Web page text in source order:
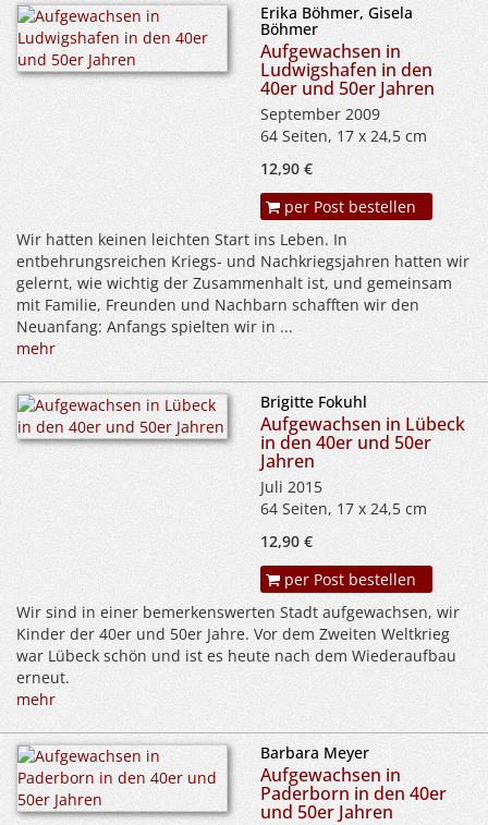
Erika Böhmer, Gisela
Böhmer
Aufgewachsen in
Ludwigshafen in den
40er und 50er Jahren
September 2009
64 Seiten, 17 x 24,5 cm
12,90 €
per Post bestellen
Wir hatten keinen leichten Start ins Leben. In
entbehrungsreichen Kriegs- und Nachkriegsjahren hatten wir
gelernt, wie wichtig der Zusammenhalt ist, und gemeinsam
mit Familie, Freunden und Nachbarn schafften wir den
Neuanfang: Anfangs spielten wir in ...
mehr
Brigitte Fokuhl
Aufgewachsen in Lübeck
in den 40er und 50er
Jahren
Juli 2015
64 Seiten, 17 x 24,5 cm
12,90 €
per Post bestellen
Wir sind in einer bemerkenswerten Stadt aufgewachsen, wir
Kinder der 40er und 50er Jahre. Vor dem Zweiten Weltkrieg
war Lübeck schön und ist es heute nach dem Wiederaufbau
erneut.
mehr
Barbara Meyer
Aufgewachsen in
Paderborn in den 40er
und 50er Jahren